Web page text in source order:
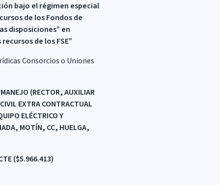
bajo el régimen especial
de los Fondos de
disposiciones” en
de los FSE”
Consorcios o Uniones
(RECTOR, AUXILIAR
EXTRA CONTRACTUAL
ELÉCTRICO Y
MOTÍN, CC, HUELGA,
($5.966.413)